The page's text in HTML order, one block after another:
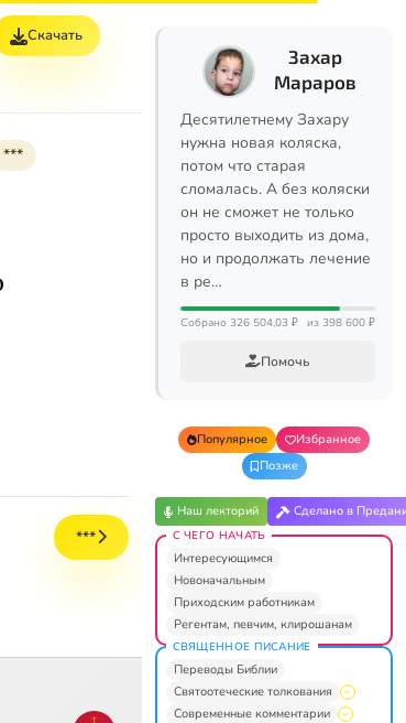
Скачать
***
***
Захар
Мараров
Десятилетнему Захару
нужна новая коляска,
потом что старая
сломалась. А без коляски
он не сможет не только
просто выходить из дома,
но и продолжать лечение
в ре…
Собрано 326 504,03 ₽ из 398 600 ₽
Помочь
Популярное
Избранное
Позже
Наш лекторий Сделано в
С ЧЕГО НАЧАТЬ
Интересующимся
Новоначальным
Приходским работникам
Регентам, певчим, клирошанам
СВЯЩЕННОЕ ПИСАНИЕ
Переводы Библии
Святоотеческие толкования
Современные комментарии